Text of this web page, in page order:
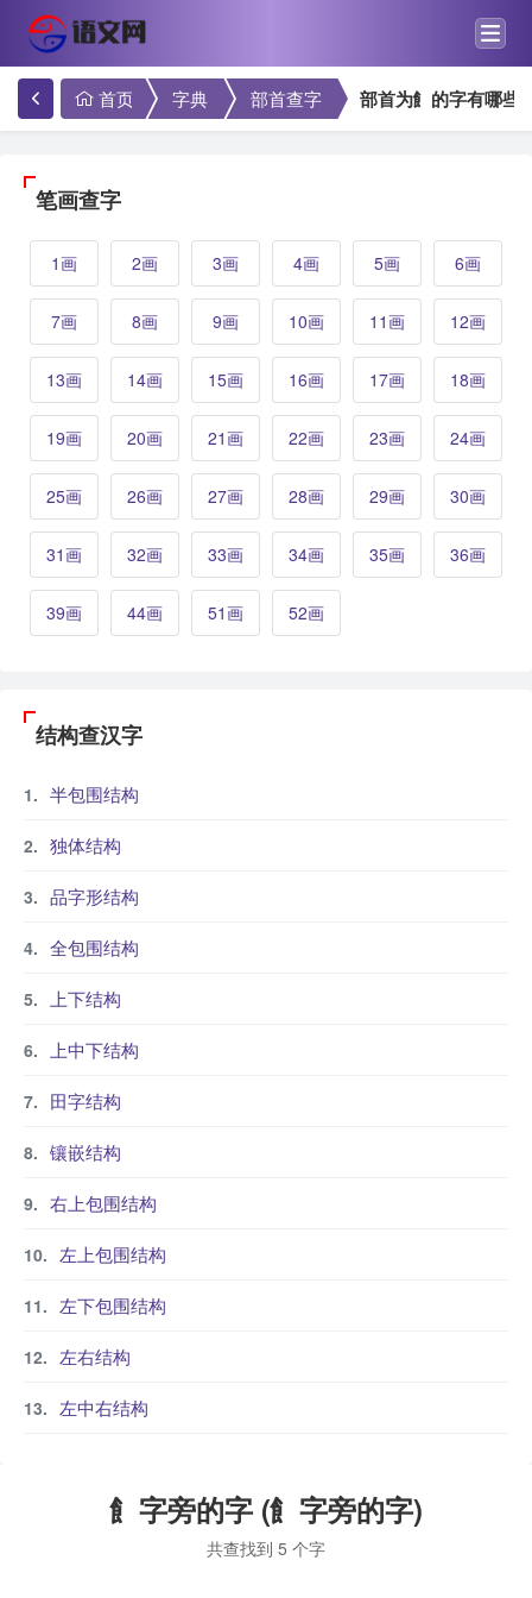
首页 字典 部首查字 部首为飠的字有哪些
笔画查字
1画 2画 3画 4画 5画 6画
7画 8画 9画 10画 11画 12画
13画 14画 15画 16画 17画 18画
19画 20画 21画 22画 23画 24画
25画 26画 27画 28画 29画 30画
31画 32画 33画 34画 35画 36画
39画 44画 51画 52画
结构查汉字
半包围结构
独体结构
品字形结构
全包围结构
上下结构
上中下结构
田字结构
镶嵌结构
右上包围结构
左上包围结构
左下包围结构
左右结构
左中右结构
飠字旁的字 (飠字旁的字)
共查找到 5 个字